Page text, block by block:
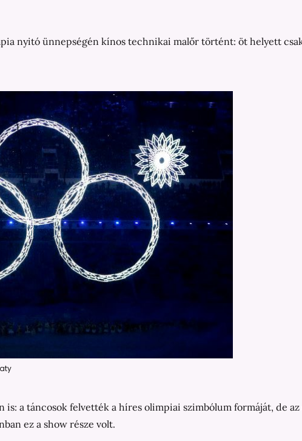
nyitó ünnepségén kínos technikai malőr történt: öt helyett
is: a táncosok felvették a híres olimpiai szimbólum formáját, de
ez a show része volt.